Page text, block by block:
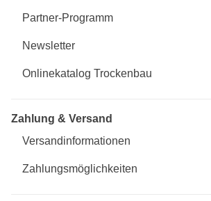
Partner-Programm
Newsletter
Onlinekatalog Trockenbau
Zahlung & Versand
Versandinformationen
Zahlungsmöglichkeiten